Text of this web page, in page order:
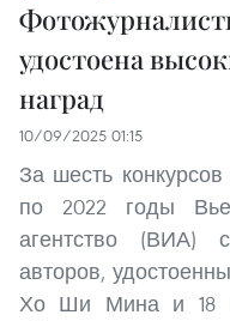
удостоена
наград
10/09/2025 01:15
За шесть
по 2022 годы
агентство (ВИА)
авторов,
Хо Ши Мина и 18